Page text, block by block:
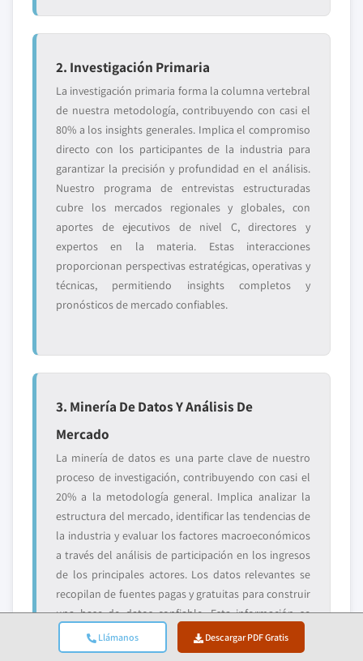
Llámanos Descargar PDF Gratis
2. Investigación Primaria
La investigación primaria forma la columna vertebral
de nuestra metodología, contribuyendo con casi el
80% a los insights generales. Implica el compromiso
directo con los participantes de la industria para
garantizar la precisión y profundidad en el análisis.
Nuestro programa de entrevistas estructuradas
cubre los mercados regionales y globales, con
aportes de ejecutivos de nivel C, directores y
expertos en la materia. Estas interacciones
proporcionan perspectivas estratégicas, operativas y
técnicas, permitiendo insights completos y
pronósticos de mercado confiables.
3. Minería De Datos Y Análisis De
Mercado
La minería de datos es una parte clave de nuestro
proceso de investigación, contribuyendo con casi el
20% a la metodología general. Implica analizar la
estructura del mercado, identificar las tendencias de
la industria y evaluar los factores macroeconómicos
a través del análisis de participación en los ingresos
de los principales actores. Los datos relevantes se
recopilan de fuentes pagas y gratuitas para construir
una base de datos confiable. Esta información se
integra luego para respaldar la investigación
primaria y el dimensionamiento del mercado, con